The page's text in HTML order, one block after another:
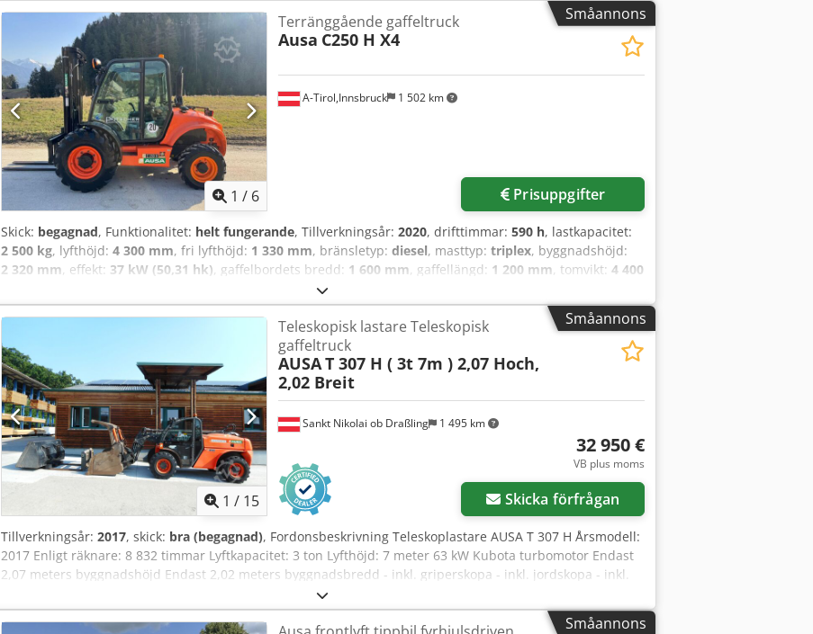
Småannons
1 / 6
A-Tirol,Innsbruck 1 502 km
Terränggående gaffeltruck
Ausa C250 H X4
Prisuppgifter
Skick: begagnad, Funktionalitet: helt fungerande, Tillverkningsår: 2020, drifttimmar: 590 h, lastkapacitet:
2 500 kg, lyfthöjd: 4 300 mm, fri lyfthöjd: 1 330 mm, bränsletyp: diesel, masttyp: triplex, byggnadshöjd:
2 320 mm, effekt: 37 kW (50,31 hk), gaffelbordets bredd: 1 600 mm, gaffellängd: 1 200 mm, tomvikt: 4 400
, konstruktionsbredd:
tyngdpunkt: 500 mm Gaffelbredd: 100 mm Gaffeltjocklek: 40 mm Cjdpfxjzrcbrj Ah Uoha Masthöjd: Triplex
Tekniskt skick: bra Framdäck typ: luft Framdäck storlek: 12.5/80-18 Framdäck skick: 80 - 100% Bakdäck typ:
luft Bakdäck skick: 80 - 100% Beskrivning: MASKINEN FINNS OMEDELBART I LAGER, FULLT UTRUSTAD!!! MP
foton 03.2026 Sidoskift, 3:e ventil, 4:e ventil, arbetsstrålkastare fram, helhytt, CE-certifikat, KOMFORTSÄTE,
FÖRBEREDD FÖR STVGO-REGISTRERING / BACKLARMSIGNAL / JOYSTICKSTYRNING HÖGER
Småannons
1 / 15
Sankt Nikolai ob Draßling 1 495 km
Teleskopisk lastare Teleskopisk
gaffeltruck
AUSAT 307 H ( 3t 7m ) 2,07 Hoch,
2,02 Breit
32 950 €
VB plus moms
Skicka förfrågan
Tillverkningsår: 2017, skick: bra (begagnad), Fordonsbeskrivning Teleskoplastare AUSA T 307 H Årsmodell:
2017 Enligt räknare: 8 832 timmar Lyftkapacitet: 3 ton Lyfthöjd: 7 meter 63 kW Kubota turbomotor Endast
2,07 meters byggnadshöjd Endast 2,02 meters byggnadsbredd - inkl. griperskopa - inkl. jordskopa - inkl.
pallgafflar - hydraulisk snabbkoppling - tredje hydraulkrets fram till gaffelram - fyrhjulsdrift - tre
styrprogram - joystickstyrning - omedelbart körklar - original lack Chsdomxkatepfx Ah Uja - vägregistrerad
Småannons